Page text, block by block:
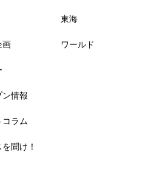
画
情報
ラム
聞け！
東海
ワールド